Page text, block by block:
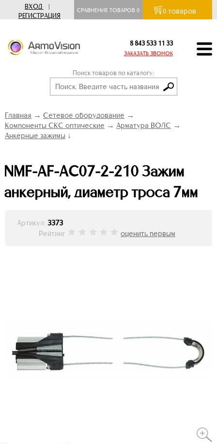
ВХОД
|
РЕГИСТРАЦИЯ
СРАВНЕНИЕ ТОВАРОВ0 0 товаров
8 843 533 11 33
ЗАКАЗАТЬ ЗВОНОК
Поиск товаров по каталогу:
Главная → Сетевое оборудование →
Компоненты СКС оптические → Арматура ВОЛС →
Анкерные зажимы ↓
NMF-AF-AC07-2-210 Зажим
анкерный, диаметр троса 7мм
Артикул: 3373
Рейтинг
оценить первым